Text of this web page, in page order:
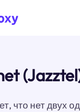
что нет двух